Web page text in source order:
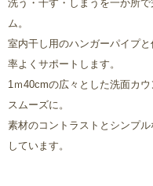
洗う・干す・しまうを一か所
ム。
室内干し用のハンガーパイプ
率よくサポートします。
1ｍ40cmの広々とした洗面カ
スムーズに。
素材のコントラストとシンプ
しています。